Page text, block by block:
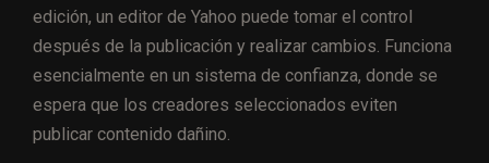
edición, un editor de Yahoo puede tomar el control
después de la publicación y realizar cambios. Funciona
esencialmente en un sistema de confianza, donde se
espera que los creadores seleccionados eviten
publicar contenido dañino.